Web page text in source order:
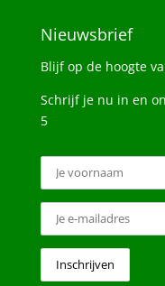
Nieuwsbrief
Blijf op de hoogte
Schrijf je nu in en
5